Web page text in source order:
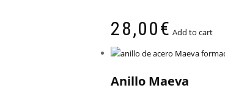
28,00€ Add to cart
Anillo Maeva